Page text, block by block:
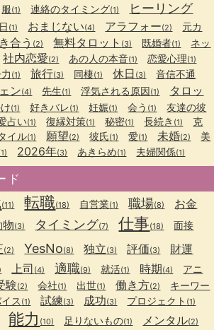
服(1) 連絡のタイミング(1) ヒーリング
(1) おまじない(4) アラフォー(2)
元カ
合う (2) 無料タロット (3) 既婚者(1)
ネッ
社内恋愛(2) あの人の本音(1) 恋愛心理(1)
(1) 旅行(3) 同棲(1) 休日 (3) 音信不通
ン(4) 先生(1) 浮気される原因(1)
タロッ
(1) 好きバレ(1) 妊娠(1) 会う (1)
友達の彼
占い(1) 復縁対策(1) 秘密(1) 長続き (1)
克
イル(1) 願望(2) 彼氏(1) 愛(1) 未婚(2)
美
2026年(3) あきらめ(1) 夫婦関係(1)
ド
(11) 転職(18) 自営業(1) 職場(8) お金
(3) タイミング(7) 仕事(18) 面接
(2) YesNo(8) 独立(3) 評価(3) 財運
上司 (4) 適職(9) 就活(1) 時期(4)
アニ
験(2) 会社(1) 出世(1) 働き方(2)
キーワー
ス (1) 試練(3) 成功(3) プロジェクト (1)
能力 (10) 足りないもの(1) メンタル(2)